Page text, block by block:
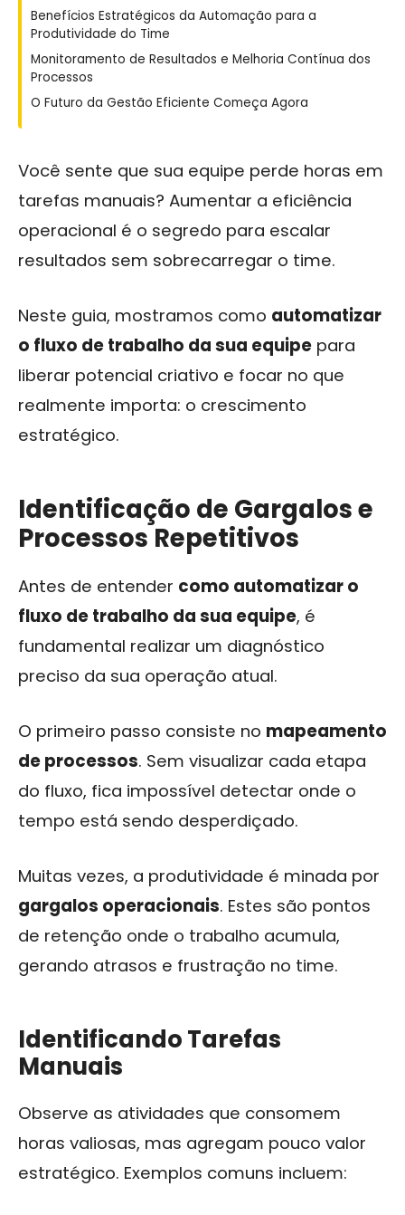
Benefícios Estratégicos da Automação para a
Produtividade do Time
Monitoramento de Resultados e Melhoria Contínua dos
Processos
O Futuro da Gestão Eficiente Começa Agora
Você sente que sua equipe perde horas em
tarefas manuais? Aumentar a eficiência
operacional é o segredo para escalar
resultados sem sobrecarregar o time.
Neste guia, mostramos como automatizar
o fluxo de trabalho da sua equipe para
liberar potencial criativo e focar no que
realmente importa: o crescimento
estratégico.
Identificação de Gargalos e
Processos Repetitivos
Antes de entender como automatizar o
fluxo de trabalho da sua equipe, é
fundamental realizar um diagnóstico
preciso da sua operação atual.
O primeiro passo consiste no mapeamento
de processos. Sem visualizar cada etapa
do fluxo, fica impossível detectar onde o
tempo está sendo desperdiçado.
Muitas vezes, a produtividade é minada por
gargalos operacionais. Estes são pontos
de retenção onde o trabalho acumula,
gerando atrasos e frustração no time.
Identificando Tarefas
Manuais
Observe as atividades que consomem
horas valiosas, mas agregam pouco valor
estratégico. Exemplos comuns incluem: